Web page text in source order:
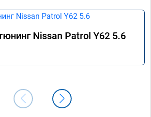
Nissan Patrol Y62 5.6